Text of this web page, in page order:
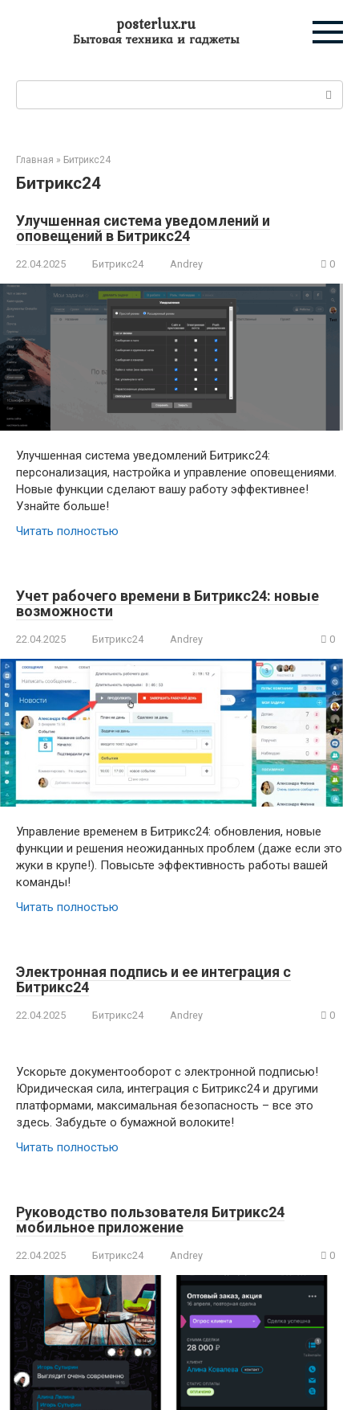
posterlux.ru
Бытовая техника и гаджеты
Главная » Битрикс24
Битрикс24
Улучшенная система уведомлений и
оповещений в Битрикс24
22.04.2025 Битрикс24 Andrey 0
Улучшенная система уведомлений Битрикс24:
персонализация, настройка и управление оповещениями.
Новые функции сделают вашу работу эффективнее!
Узнайте больше!
Читать полностью
Учет рабочего времени в Битрикс24: новые
возможности
22.04.2025 Битрикс24 Andrey 0
Управление временем в Битрикс24: обновления, новые
функции и решения неожиданных проблем (даже если это
жуки в крупе!). Повысьте эффективность работы вашей
команды!
Читать полностью
Электронная подпись и ее интеграция с
Битрикс24
22.04.2025 Битрикс24 Andrey 0
Ускорьте документооборот с электронной подписью!
Юридическая сила, интеграция с Битрикс24 и другими
платформами, максимальная безопасность – все это
здесь. Забудьте о бумажной волоките!
Читать полностью
Руководство пользователя Битрикс24
мобильное приложение
22.04.2025 Битрикс24 Andrey 0